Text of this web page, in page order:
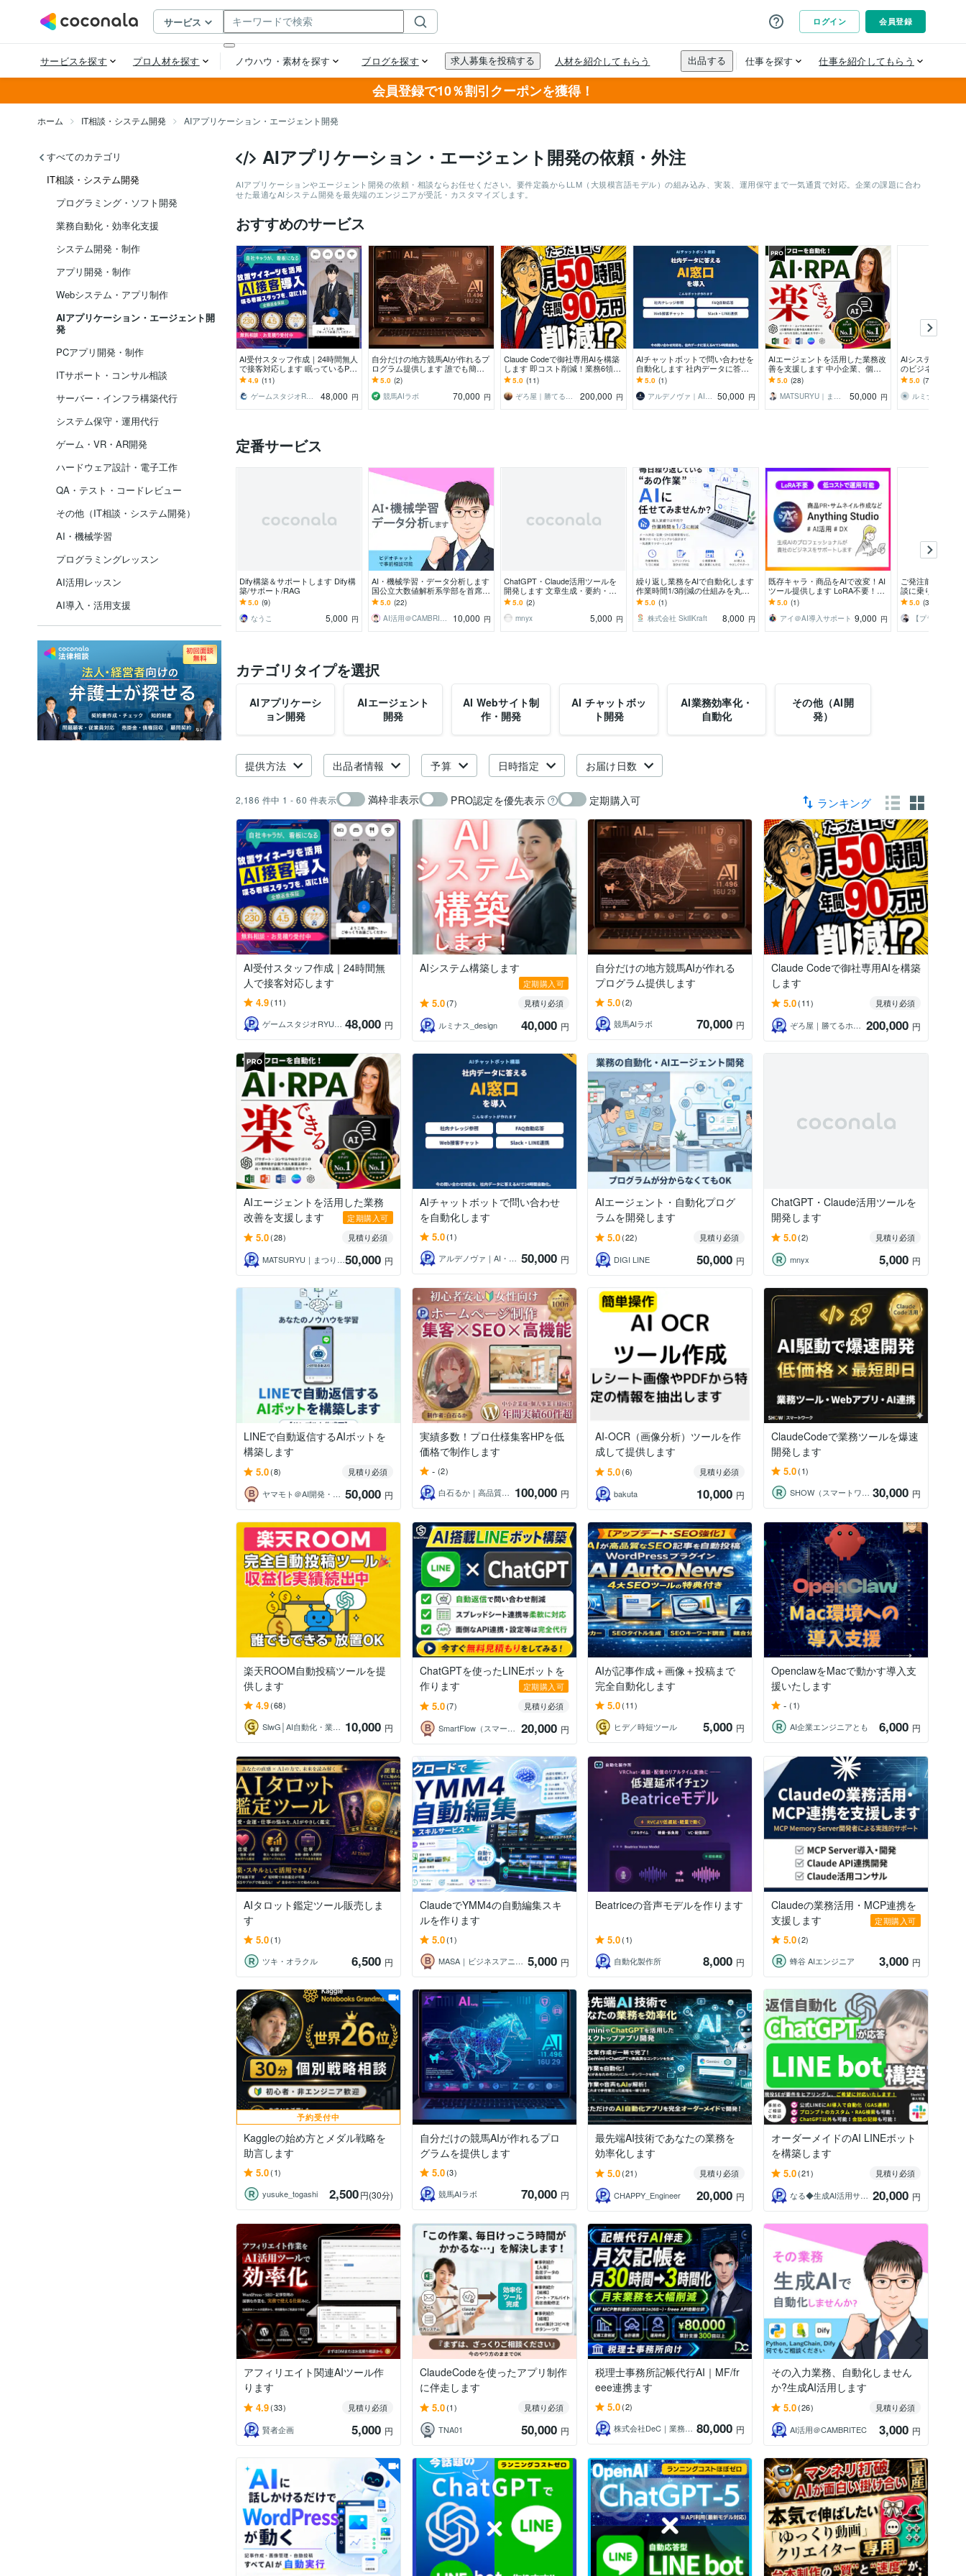
会員登録で10％割引クーポンを獲得！
ホーム IT相談・システム開発 AIアプリケーション・エージェント開発
すべてのカテゴリ
IT相談・システム開発
プログラミング・ソフト開発
業務自動化・効率化支援
システム開発・制作
アプリ開発・制作
Webシステム・アプリ制作
AIアプリケーション・エージェント開
発
PCアプリ開発・制作
ITサポート・コンサル相談
サーバー・インフラ構築代行
システム保守・運用代行
ゲーム・VR・AR開発
ハードウェア設計・電子工作
QA・テスト・コードレビュー
その他（IT相談・システム開発）
AI・機械学習
プログラミングレッスン
AI活用レッスン
AI導入・活用支援
AIアプリケーション・エージェント開発の依頼・外注
AIアプリケーションやエージェント開発の依頼・相談ならお任せください。要件定義からLLM（大規模言語モデル）の組み込み、実装、運用保守まで一気通貫で対応。企業の課題に合わ
せた最適なAIシステム開発を最先端のエンジニアが受託・カスタマイズします。
おすすめのサービス
AI受付スタッフ作成｜24時間無人
で接客対応します 眠っているP
C・サイネージが、話して案内す
るAI接客！
4.9 (11)
ゲームスタジオRYUXiA┆リュクシア
48,000 円
自分だけの地方競馬AIが作れるプ
ログラム提供します 誰でも簡単
に勝率予測できる！データ追加で
最高精度を目指そう！
5.0 (2)
競馬AIラボ
70,000 円
Claude Codeで御社専用AIを構築
します 即コスト削減！業務6領域
のAIを御社用にカスタマイズして
納品
5.0 (11)
ぞろ屋｜勝てるホームページ作成会社
200,000 円
AIチャットボットで問い合わせを
自動化します 社内データに答え
るAI窓口を、後付けで導入できま
す
5.0 (1)
アルデノヴァ｜AI・システム開発 50,000 円
AIエージェントを活用した業務改
善を支援します 中小企業、個人
事業主の業務自動化をサポートい
たします
5.0 (28)
MATSURYU｜まつりゅう
50,000 円
AIシステム構築
のビジネスに最
ムを構築します！
5.0 (7)
ルミナス
定番サービス
Dify構築＆サポートします Dify構
築/サポート/RAG
5.0 (9)
なうこ
5,000 円
AI・機械学習・データ分析します
国公立大数値解析系学部を首席で
卒業が丁寧に対応
5.0 (22)
AI活用＠CAMBRITEC
10,000 円
ChatGPT・Claude活用ツールを
開発します 文章生成・要約・分
類・Bot◎現役エンジニア対応
5.0 (2)
mnyx
5,000 円
繰り返し業務をAIで自動化します
作業時間1/3削減の仕組みを丸ご
と設計します
5.0 (1)
株式会社 SkillKraft
8,000 円
既存キャラ・商品をAIで改変！AI
ツール提供します LoRA不要！簡
単に既存画像を改変できる次世代
生成AIツール
5.0 (1)
アイ＠AI導入サポート 9,000 円
ご発注前のWeb/
談に乗ります ご
た事前ヒアリン
5.0 (3)
カテゴリタイプを選択
AIアプリケーシ
ョン開発
AIエージェント
開発
AI Webサイト制
作・開発
AI チャットボッ
ト開発
AI業務効率化・
自動化
その他（AI開
発）
提供方法 出品者情報 予算 日時指定 お届け日数
2,186 件中 1 - 60 件表示 満枠非表示 PRO認定を優先表示 定期購入可 ランキング
AI受付スタッフ作成｜24時間無
人で接客対応します
4.9(11)
ゲームスタジオRYUXiA┆リュクシア 48,000 円
AIシステム構築します
定期購入可
5.0(7)
見積り必須
ルミナス_design
40,000 円
自分だけの地方競馬AIが作れる
プログラム提供します
5.0(2)
競馬AIラボ
70,000 円
Claude Codeで御社専用AIを構築
します
5.0(11)
見積り必須
ぞろ屋｜勝てるホームページ作成会社
200,000 円
AIエージェントを活用した業務
改善を支援します
定期購入可
5.0(28)
見積り必須
MATSURYU｜まつりゅう 50,000 円
AIチャットボットで問い合わせ
を自動化します
5.0(1)
アルデノヴァ｜AI・システム開発
50,000 円
AIエージェント・自動化プログ
ラムを開発します
5.0(22)
見積り必須
DIGI LINE
50,000 円
ChatGPT・Claude活用ツールを
開発します
5.0(2)
見積り必須
mnyx
5,000 円
LINEで自動返信するAIボットを
構築します
5.0(8)
見積り必須
ヤマモト＠AI開発・業務自動化
50,000 円
実績多数！プロ仕様集客HPを低
価格で制作します
- (2)
白石るか｜高品質な寄り添いHP制作
100,000 円
AI-OCR（画像分析）ツールを作
成して提供します
5.0(6)
見積り必須
bakuta
10,000 円
ClaudeCodeで業務ツールを爆速
開発します
5.0(1)
SHOW（スマートワーク） 30,000 円
楽天ROOM自動投稿ツールを提
供します
4.9(68)
SlwG│AI自動化・業務効率化
10,000 円
ChatGPTを使ったLINEボットを
作ります
定期購入可
5.0(7)
見積り必須
SmartFlow（スマートフロー）
20,000 円
AIが記事作成＋画像＋投稿まで
完全自動化します
5.0(11)
ヒデ／時短ツール
5,000 円
OpenclawをMacで動かす導入支
援いたします
- (1)
AI企業エンジニアとも
6,000 円
AIタロット鑑定ツール販売しま
す
5.0(1)
ツキ・オラクル
6,500 円
ClaudeでYMM4の自動編集スキ
ルを作ります
5.0(1)
MASA｜ビジネスアニメーション制作
5,000 円
Beatriceの音声モデルを作ります
5.0(1)
自動化製作所
8,000 円
Claudeの業務活用・MCP連携を
支援します
定期購入可
5.0(2)
蜂谷 AIエンジニア
3,000 円
予約受付中
Kaggleの始め方とメダル戦略を
助言します
5.0(1)
yusuke_togashi
2,500円(30分)
自分だけの競馬AIが作れるプロ
グラムを提供します
5.0(3)
競馬AIラボ
70,000 円
最先端AI技術であなたの業務を
効率化します
5.0(21)
見積り必須
CHAPPY_Engineer
20,000 円
オーダーメイドのAI LINEボット
を構築します
5.0(21)
見積り必須
なる◆生成AI活用サポート
20,000 円
アフィリエイト関連AIツール作
ります
4.9(33)
見積り必須
賢者企画
5,000 円
ClaudeCodeを使ったアプリ制作
に伴走します
5.0(1)
見積り必須
TNA01
50,000 円
税理士事務所記帳代行AI｜MF/fr
eee連携ます
5.0(2)
株式会社DeC｜業務自動化を100社支援
80,000 円
その入力業務、自動化しません
か?生成AI活用します
5.0(26)
見積り必須
AI活用＠CAMBRITEC
3,000 円